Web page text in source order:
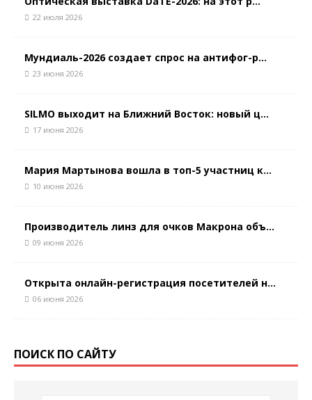
22 июля 2026
Мундиаль-2026 создает спрос на антифог-р...
23 июня 2026
SILMO выходит на Ближний Восток: новый ц...
17 июня 2026
Мария Мартынова вошла в топ-5 участниц к...
10 июня 2026
Производитель линз для очков Макрона объ...
09 июня 2026
Открыта онлайн-регистрация посетителей н...
06 июня 2026
ПОИСК ПО САЙТУ